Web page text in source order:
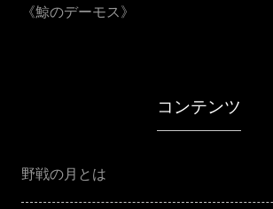
《鯨のデーモス》
コンテンツ
野戦の月とは